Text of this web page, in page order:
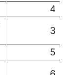
4
3
5